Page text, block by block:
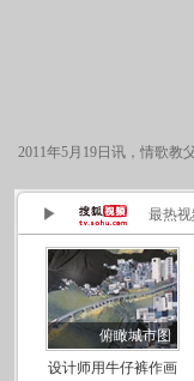
2011年5月19日讯，情歌教